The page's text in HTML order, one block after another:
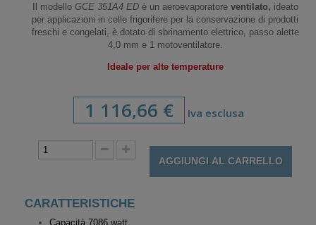
Il modelloGCE 351A4 ED è un aeroevaporatore ventilato, ideato
per applicazioni in celle frigorifere per la conservazione di prodotti
freschi e congelati, è dotato di sbrinamento elettrico, passo alette
4,0 mm e 1 motoventilatore.
Ideale per alte temperature
1 116,66 € Iva esclusa
AGGIUNGI AL CARRELLO
CARATTERISTICHE
Capacità 7086 watt